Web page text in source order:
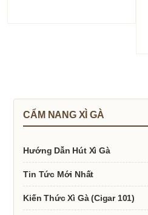
CẨM NANG XÌ GÀ
Hướng Dẫn Hút Xì Gà
Tin Tức Mới Nhất
Kiến Thức Xì Gà (Cigar 101)